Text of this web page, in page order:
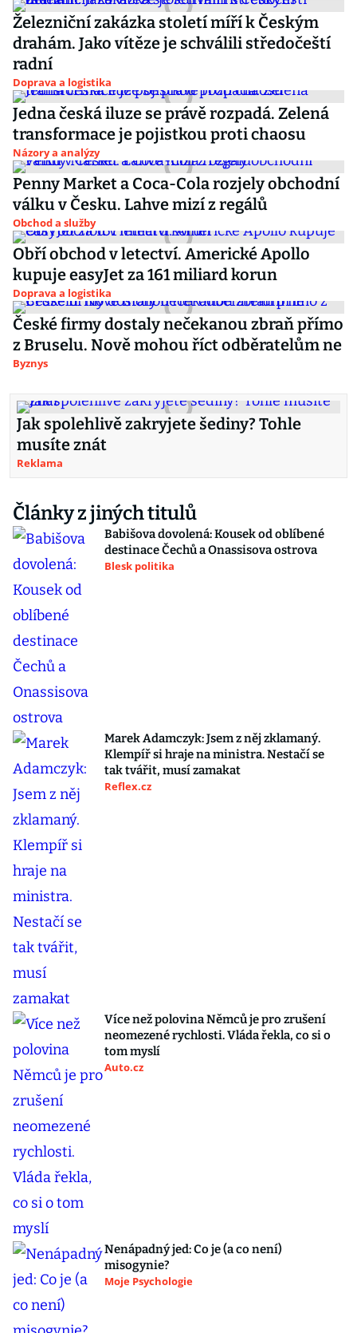
Železniční zakázka století míří k Českým
drahám. Jako vítěze je schválili středočeští
radní
Doprava a logistika
Jedna česká iluze se právě rozpadá. Zelená
transformace je pojistkou proti chaosu
Názory a analýzy
Penny Market a Coca-Cola rozjely obchodní
válku v Česku. Lahve mizí z regálů
Obchod a služby
Obří obchod v letectví. Americké Apollo
kupuje easyJet za 161 miliard korun
Doprava a logistika
České firmy dostaly nečekanou zbraň přímo
z Bruselu. Nově mohou říct odběratelům ne
Byznys
Jak spolehlivě zakryjete šediny? Tohle
musíte znát
Reklama
Články z jiných titulů
Babišova dovolená: Kousek od oblíbené
destinace Čechů a Onassisova ostrova
Blesk politika
Marek Adamczyk: Jsem z něj zklamaný.
Klempíř si hraje na ministra. Nestačí se
tak tvářit, musí zamakat
Reflex.cz
Více než polovina Němců je pro zrušení
neomezené rychlosti. Vláda řekla, co si o
tom myslí
Auto.cz
Nenápadný jed: Co je (a co není)
misogynie?
Moje Psychologie